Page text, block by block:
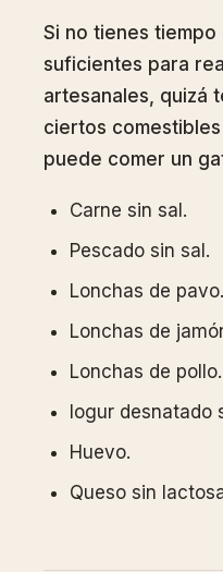
Si no tienes tiempo
suficientes para
artesanales, quizá
ciertos
puede comer un
Carne sin sal.
Pescado sin sal.
Lonchas de pavo.
Lonchas de
Lonchas de pollo.
Iogur desnatado
Huevo.
Queso sin